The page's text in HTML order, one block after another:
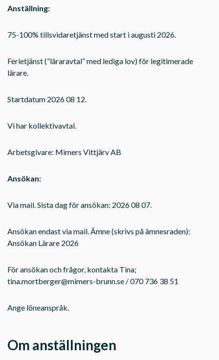
Anställning:
75-100% tillsvidaretjänst med start i augusti 2026.
Ferietjänst (”läraravtal” med lediga lov) för legitimerade
lärare.
Startdatum 2026 08 12.
Vi har kollektivavtal.
Arbetsgivare: Mimers Vittjärv AB
Ansökan:
Via mail. Sista dag för ansökan: 2026 08 07.
Ansökan endast via mail. Ämne (skrivs på ämnesraden):
Ansökan Lärare 2026
För ansökan och frågor, kontakta Tina;
tina.mortberger@mimers-brunn.se / 070 736 38 51
Ange löneanspråk.
Om anställningen